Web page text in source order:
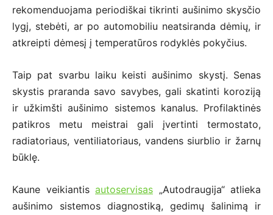
rekomenduojama periodiškai tikrinti aušinimo skysčio
lygį, stebėti, ar po automobiliu neatsiranda dėmių, ir
atkreipti dėmesį į temperatūros rodyklės pokyčius.
Taip pat svarbu laiku keisti aušinimo skystį. Senas
skystis praranda savo savybes, gali skatinti koroziją
ir užkimšti aušinimo sistemos kanalus. Profilaktinės
patikros metu meistrai gali įvertinti termostato,
radiatoriaus, ventiliatoriaus, vandens siurblio ir žarnų
būklę.
Kaune veikiantis autoservisas „Autodraugija“ atlieka
aušinimo sistemos diagnostiką, gedimų šalinimą ir